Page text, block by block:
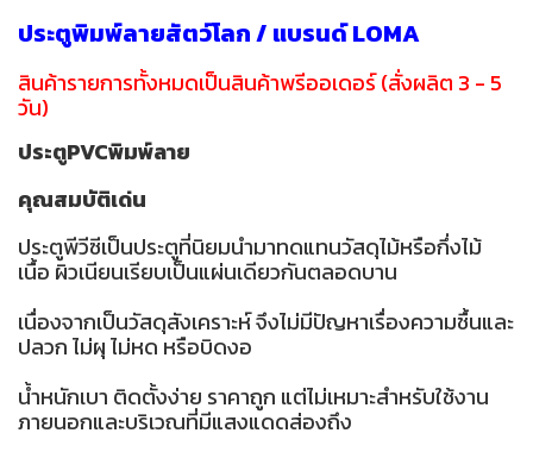
ประตูพิมพ์ลายสัตว์โลก / แบรนด์ LOMA
สินค้ารายการทั้งหมดเป็นสินค้าพรีออเดอร์ (สั่งผลิต 3 - 5
วัน)
ประตูPVCพิมพ์ลาย
คุณสมบัติเด่น
ประตูพีวีซีเป็นประตูที่นิยมนำมาทดแทนวัสดุไม้หรือกึ่งไม้
เนื้อ ผิวเนียนเรียบเป็นแผ่นเดียวกันตลอดบาน
เนื่องจากเป็นวัสดุสังเคราะห์ จึงไม่มีปัญหาเรื่องความชื้นและ
ปลวก ไม่ผุ ไม่หด หรือบิดงอ
น้ำหนักเบา ติดตั้งง่าย ราคาถูก แต่ไม่เหมาะสำหรับใช้งาน
ภายนอกและบริเวณที่มีแสงแดดส่องถึง